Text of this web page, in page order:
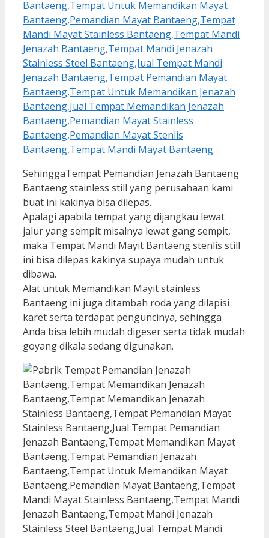
SehinggaTempat Pemandian Jenazah Bantaeng
Bantaeng stainless still yang perusahaan kami
buat ini kakinya bisa dilepas.
Apalagi apabila tempat yang dijangkau lewat
jalur yang sempit misalnya lewat gang sempit,
maka Tempat Mandi Mayit Bantaeng stenlis still
ini bisa dilepas kakinya supaya mudah untuk
dibawa.
Alat untuk Memandikan Mayit stainless
Bantaeng ini juga ditambah roda yang dilapisi
karet serta terdapat penguncinya, sehingga
Anda bisa lebih mudah digeser serta tidak mudah
goyang dikala sedang digunakan.